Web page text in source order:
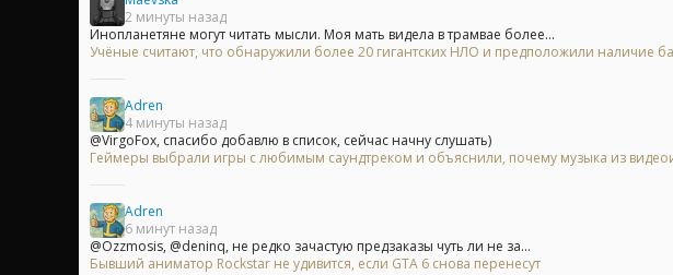
2 минуты назад
Инопланетяне могут читать мысли. Моя мать видела в трамвае более...
Учёные считают, что обнаружили более 20 гигантских НЛО и предположили наличие
Adren
4 минуты назад
@VirgoFox, спасибо добавлю в список, сейчас начну слушать)
Геймеры выбрали игры с любимым саундтреком и объяснили, почему музыка из
Adren
6 минут назад
@Ozzmosis, @deninq, не редко зачастую предзаказы чуть ли не за...
Бывший аниматор Rockstar не удивится, если GTA 6 снова перенесут